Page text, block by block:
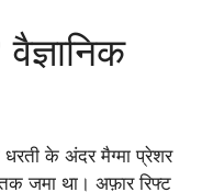
धरती के अंदर मैग्मा प्रेशर
जमा था। अफ़ार रिफ्ट